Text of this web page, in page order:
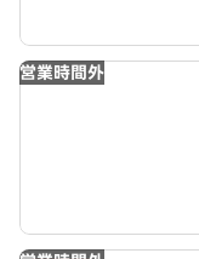
営業時間外